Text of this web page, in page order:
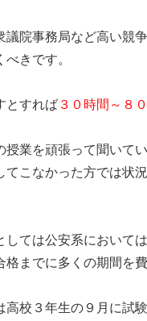
議院事務局など高い競
きです。
とすれば ３０時間～８
授業を頑張って聞いて
てこなかった方では状
しては公安系において
までに多くの期間を
高校３年生の９月に試